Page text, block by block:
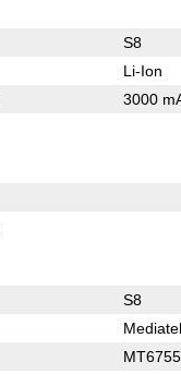
S8
Li-Ion
3000
S8